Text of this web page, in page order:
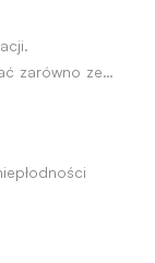
zarówno ze